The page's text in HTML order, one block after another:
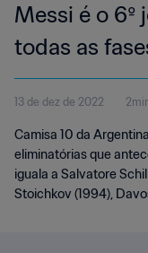
Messi é o 6º
todas as
13 de dez de 2022
Camisa 10 da
eliminatórias que
iguala a Salvatore
Stoichkov (1994),